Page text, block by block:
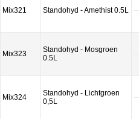
Mix321 Standohyd - Amethist 0.5L
Mix323
Standohyd - Mosgroen
0.5L
Mix324
Standohyd - Lichtgroen
0,5L